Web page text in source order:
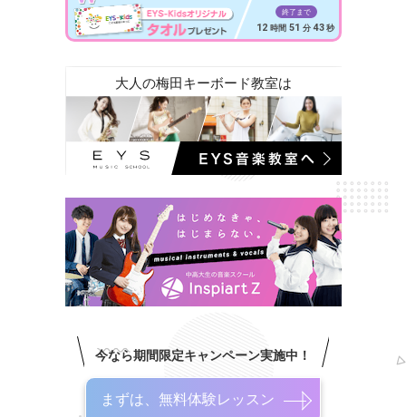
終了まで
12 時間 51 分 41 秒
大人の梅田キーボード教室は
今なら期間限定キャンペーン実施中！
まずは、無料体験レッスン